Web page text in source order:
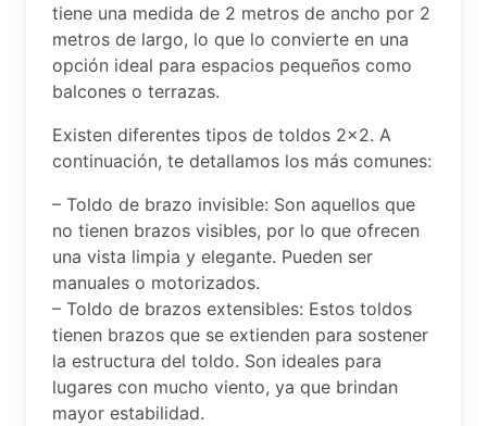
tiene una medida de 2 metros de ancho por 2
metros de largo, lo que lo convierte en una
opción ideal para espacios pequeños como
balcones o terrazas.
Existen diferentes tipos de toldos 2×2. A
continuación, te detallamos los más comunes:
– Toldo de brazo invisible: Son aquellos que
no tienen brazos visibles, por lo que ofrecen
una vista limpia y elegante. Pueden ser
manuales o motorizados.
– Toldo de brazos extensibles: Estos toldos
tienen brazos que se extienden para sostener
la estructura del toldo. Son ideales para
lugares con mucho viento, ya que brindan
mayor estabilidad.